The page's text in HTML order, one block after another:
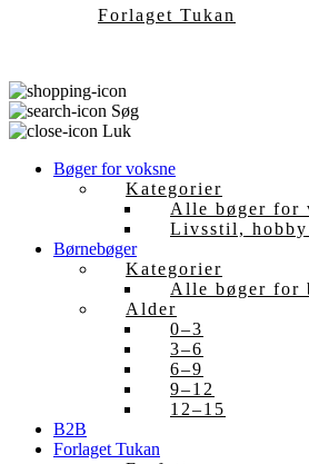
Forlaget Tukan
Søg
Luk
Bøger for voksne
Kategorier
Alle bøger for
Livsstil,
Børnebøger
Kategorier
Alle bøger for
Alder
0–3
3–6
6–9
9–12
12–15
B2B
Forlaget Tukan